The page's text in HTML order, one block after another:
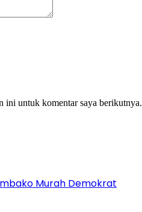
ini untuk komentar saya berikutnya.
Murah Demokrat